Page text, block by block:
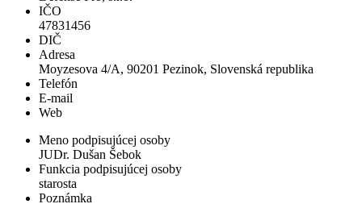
IČO
47831456
DIČ
Adresa
Moyzesova 4/A, 90201 Pezinok, Slovenská republika
Telefón
E-mail
Web
Meno podpisujúcej osoby
JUDr. Dušan Šebok
Funkcia podpisujúcej osoby
starosta
Poznámka